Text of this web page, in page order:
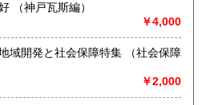
神戸瓦斯四十年史 函有良好 （神戸瓦斯編）
￥4,000
と社会保障特集 （社会保障
￥2,000